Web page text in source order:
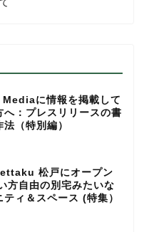
に情報を掲載して
へ：プレスリリースの書
法（特別編）
松戸にオープン
方自由の別宅みたいな
ティ＆スペース (特集）